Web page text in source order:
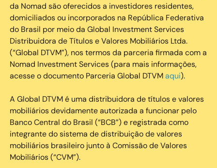
da Nomad são oferecidos a investidores residentes,
domiciliados ou incorporados na República Federativa
do Brasil por meio da Global Investment Services
Distribuidora de Títulos e Valores Mobiliários Ltda.
(“Global DTVM”), nos termos da parceria firmada com a
Nomad Investment Services (para mais informações,
acesse o documento Parceria Global DTVMaqui).
A Global DTVM é uma distribuidora de títulos e valores
mobiliários devidamente autorizada a funcionar pelo
Banco Central do Brasil (“BCB”) e registrada como
integrante do sistema de distribuição de valores
mobiliários brasileiro junto à Comissão de Valores
Mobiliários (“CVM”).